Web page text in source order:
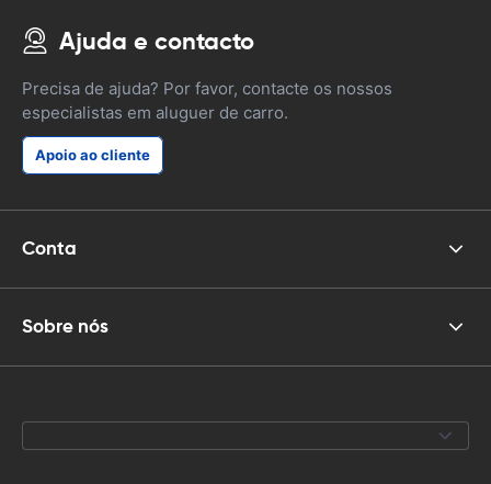
Ajuda e contacto
Precisa de ajuda? Por favor, contacte os nossos
especialistas em aluguer de carro.
Apoio ao cliente
Conta
Sobre nós